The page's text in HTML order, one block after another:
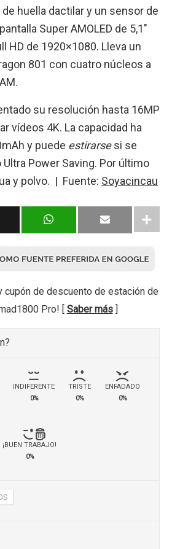
huella dactilar y un sensor de
Super AMOLED de 5,1″
HD de 1920×1080. Lleva un
801 con cuatro núcleos a
su resolución hasta 16MP
vídeos 4K. La capacidad ha
y puede estirarsesi se
Power Saving. Por último
y polvo. | Fuente: Soyacincau
cupón de descuento de estación de
Pro! [ Saber más]
INDIFERENTE
0%
TRISTE
0%
ENFADADO
0%
¡BUEN TRABAJO!
0%